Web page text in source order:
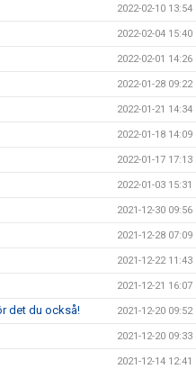
2022-02-10 13:54
2022-02-04 15:40
2022-02-01 14:26
2022-01-28 09:22
2022-01-21 14:34
2022-01-18 14:09
2022-01-17 17:13
2022-01-03 15:31
2021-12-30 09:56
2021-12-28 07:09
2021-12-22 11:43
2021-12-21 16:07
det du också! 2021-12-20 09:52
2021-12-20 09:33
2021-12-14 12:41